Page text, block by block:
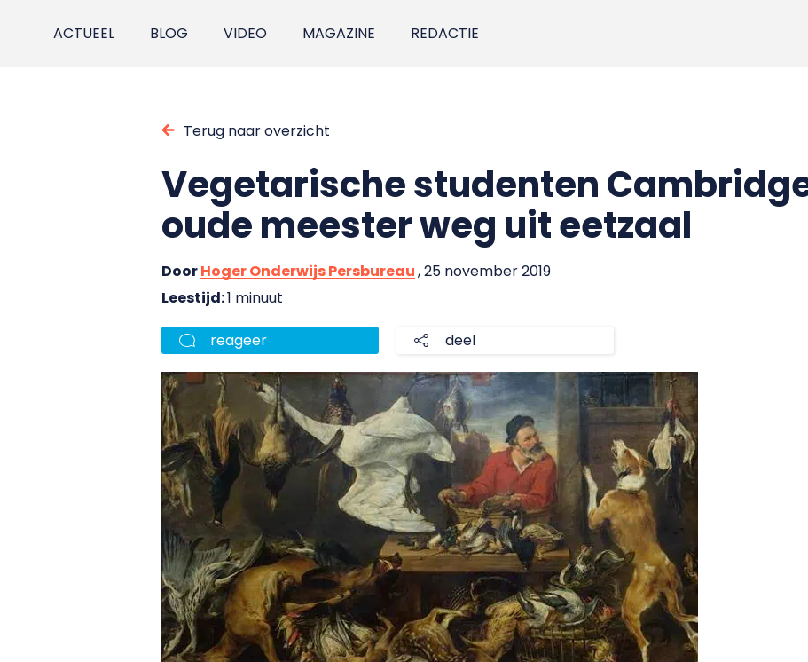
ACTUEEL BLOG VIDEO MAGAZINE REDACTIE
Terug naar overzicht
Vegetarische studenten
oude meester weg uit eetzaal
DoorHoger Onderwijs Persbureau, 25 november 2019
Leestijd:1 minuut
reageer deel